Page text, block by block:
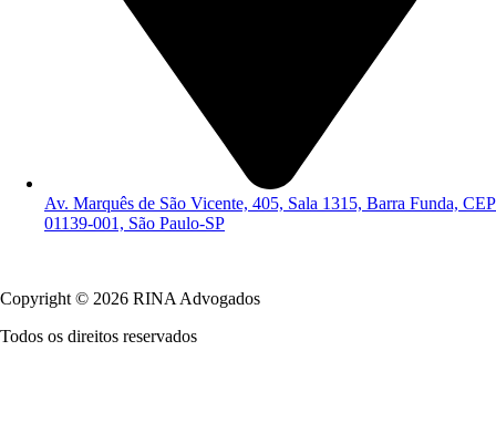
Av. Marquês de São Vicente, 405, Sala 1315, Barra Funda, CEP
01139-001, São Paulo-SP
Copyright © 2026 RINA Advogados
Todos os direitos reservados